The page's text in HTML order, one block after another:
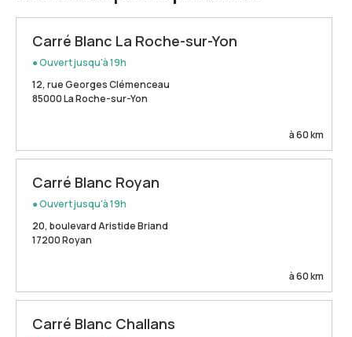
Carré Blanc La Roche-sur-Yon
● Ouvert jusqu'à 19h
12, rue Georges Clémenceau
85000 La Roche-sur-Yon
à 60 km
Carré Blanc Royan
● Ouvert jusqu'à 19h
20, boulevard Aristide Briand
17200 Royan
à 60 km
Carré Blanc Challans